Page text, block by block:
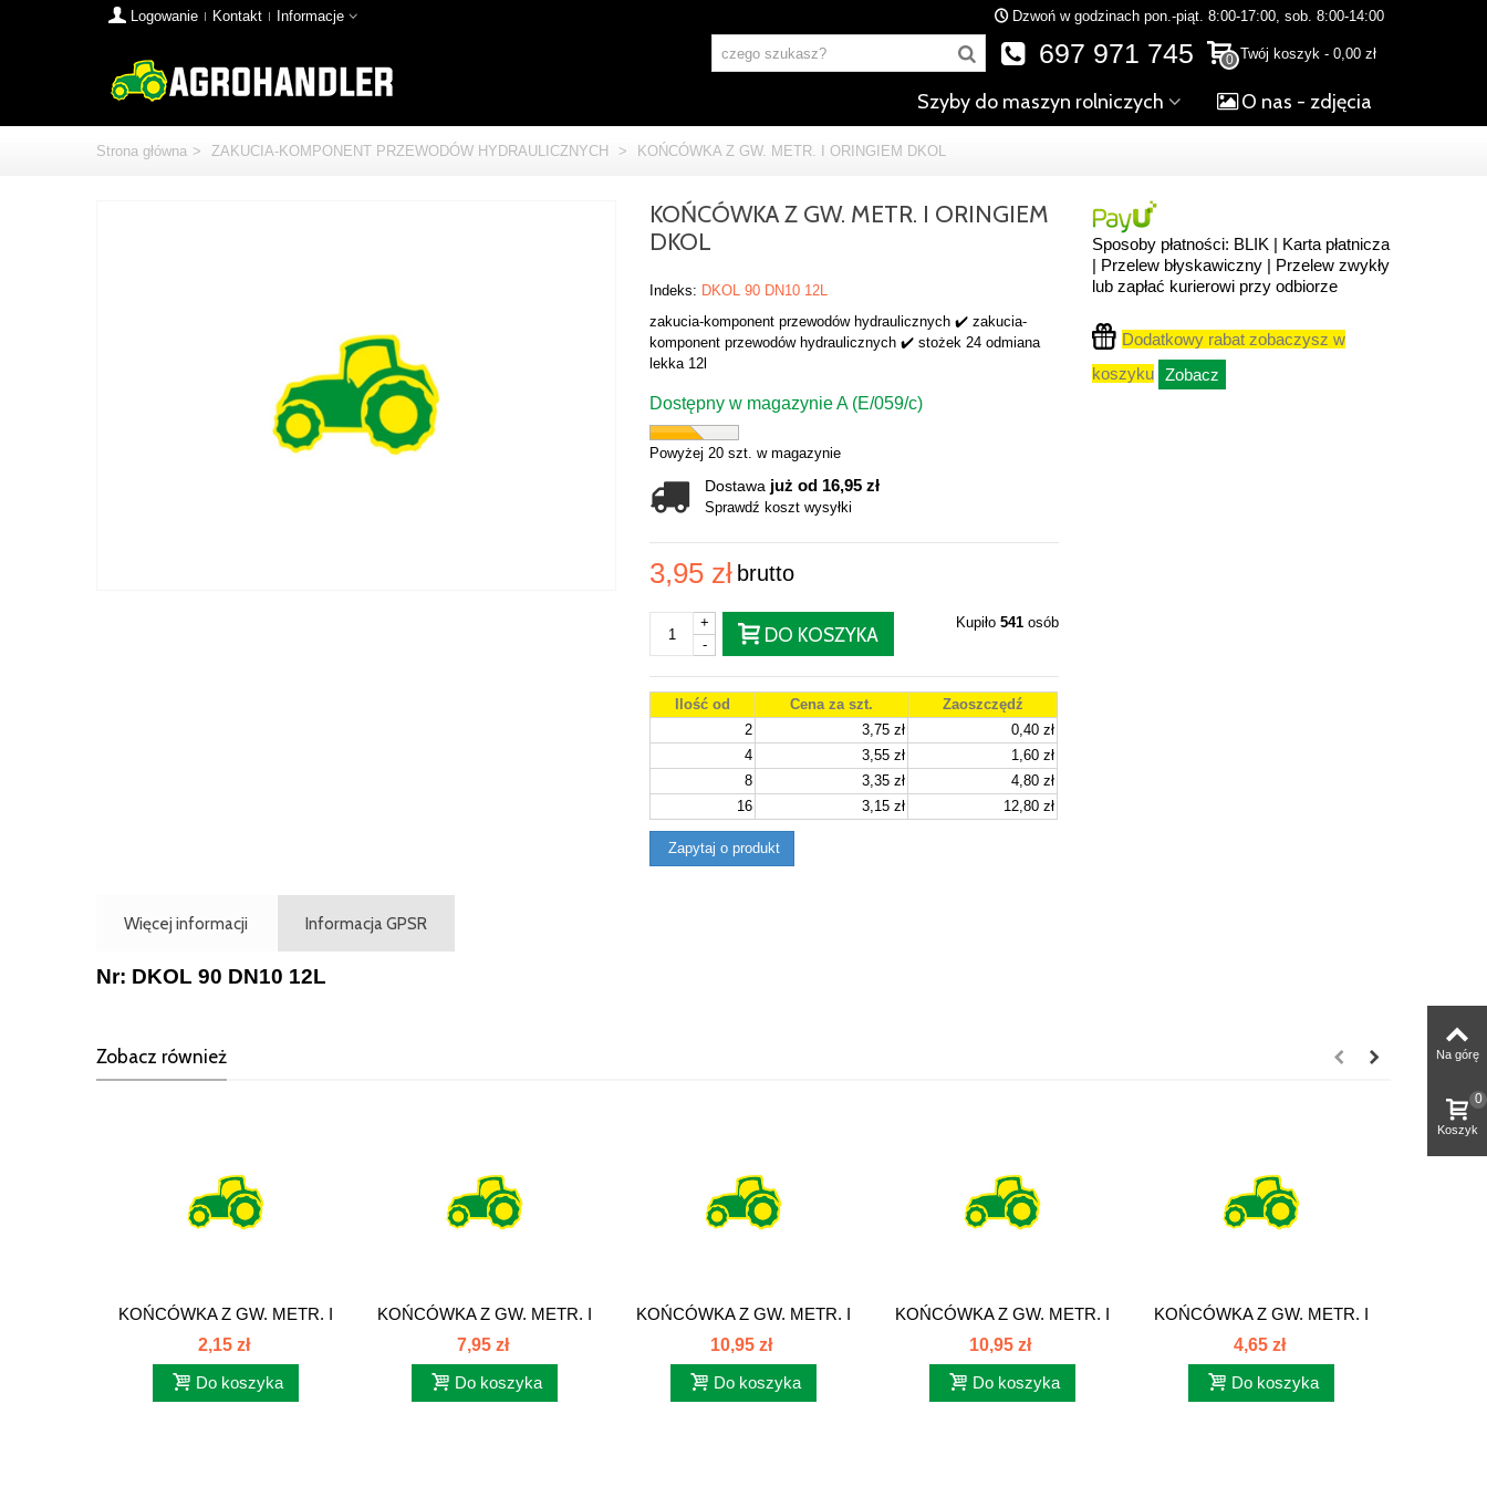
Logowanie Kontakt Informacje Dzwoń w godzinach pon.-piąt. 8:00-17:00, sob. 8:00-14:00
0 Twój koszyk - 0,00 zł
697 971 745
Szyby do maszyn rolniczych O nas - zdjęcia
Strona główna > ZAKUCIA-KOMPONENT PRZEWODÓW HYDRAULICZNYCH > KOŃCÓWKA Z GW. METR. I ORINGIEM DKOL
KOŃCÓWKA Z GW. METR. I ORINGIEM
DKOL
Indeks: DKOL 90 DN10 12L
zakucia-komponent przewodów hydraulicznych ✔️ zakucia-
komponent przewodów hydraulicznych ✔️ stożek 24 odmiana
lekka 12l
Dostępny w magazynie A (E/059/c)
Powyżej 20 szt. w magazynie
Dostawa już od 16,95 zł
Sprawdź koszt wysyłki
3,95 zł brutto
-
+
DO KOSZYKA
Kupiło 541osób
Ilość od Cena za szt.
Zaoszczędź
2
3,75 zł
0,40 zł
4
3,55 zł
1,60 zł
8
3,35 zł
4,80 zł
16
3,15 zł 12,80 zł
Zapytaj o produkt
Sposoby płatności: BLIK | Karta płatnicza
| Przelew błyskawiczny | Przelew zwykły
lub zapłać kurierowi przy odbiorze
Dodatkowy rabat zobaczysz w
koszyku Zobacz
Więcej informacji Informacja GPSR
Nr: DKOL 90 DN10 12L
Zobacz również
KOŃCÓWKA Z GW. METR. I
ORINGIEM...
2,15 zł
Do koszyka
KOŃCÓWKA Z GW. METR. I
ORINGIEM...
7,95 zł
Do koszyka
KOŃCÓWKA Z GW. METR. I
ORINGIEM...
10,95 zł
Do koszyka
KOŃCÓWKA Z GW. METR. I
ORINGIEM...
10,95 zł
Do koszyka
KOŃCÓWKA Z GW. METR. I
ORINGIEM...
4,65 zł
Do koszyka
Na górę
Koszyk
0